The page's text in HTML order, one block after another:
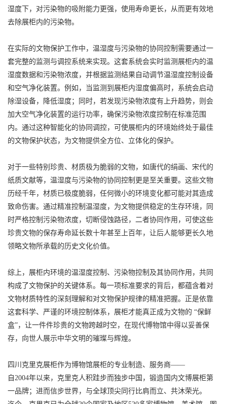
湿度下，对污染物的吸附能力更强，使用寿命更长，从而更有效地
去除展柜内的污染物。
在实际的文物保护工作中，温湿度与污染物的协同控制需要通过一
套完整的监测与调控系统来实现。这套系统会实时监测展柜内的温
湿度数据和污染物浓度，并根据监测结果自动调节温湿度控制设备
和空气净化装置。例如，当监测到展柜内湿度偏高时，系统会启动
除湿设备，降低湿度；同时，若发现污染物浓度有上升趋势，则会
加大空气净化装置的运行功率，确保污染物浓度控制在标准范围
内。通过这种智能化的协同调控，可使展柜内的环境始终处于最佳
的文物保护状态，为文物提供全方位、立体化的保护。
对于一些特别珍贵、材质极为脆弱的文物，如唐代的绢画、宋代的
纸质文献等，温湿度与污染物的协同控制更是至关重要。这些文物
历经千年，材质已极度脆弱，任何微小的环境变化都可能对其造成
致命伤害。通过精准控制温湿度，为文物提供稳定的生存环境，同
时严格控制污染物浓度，切断侵蚀路径，二者协同作用，可使这些
珍贵文物的保存寿命延长数十年甚至上百年，让后人能够更长久地
领略文物所承载的历史文化价值。
综上，展柜内环境的温湿度控制、污染物控制及其协同作用，共同
构成了文物保护的关键体系。每一项标准要求的背后，都蕴含着对
文物材质特性的深刻理解和对文物保护规律的精准把握。正是依靠
这套科学、严谨的环境控制体系，展柜才能真正成为文物的 “保鲜
盒”，让一件件珍贵的文物跨越时空，在现代博物馆中得以妥善保
存，向世人展示中华文明的璀璨与辉煌。
四川克里克展柜作为博物馆展柜的专业制造、服务商——
自2004年以来，克里克人积跬步而独步中国，锻造国内文博展柜第
一品牌；进而信步世界，与全球顶尖同行比肩而立、共沐荣光。